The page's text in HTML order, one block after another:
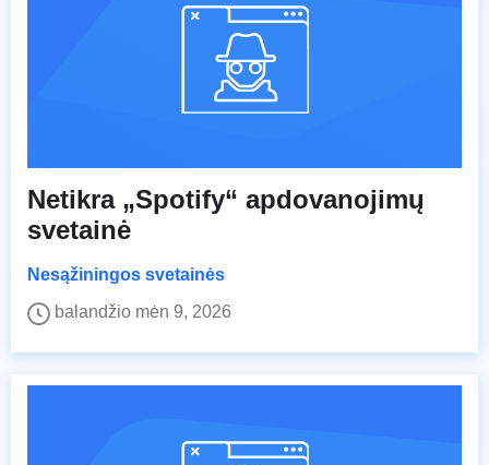
Netikra „Spotify“ apdovanojimų
svetainė
Nesąžiningos svetainės
balandžio mėn 9, 2026